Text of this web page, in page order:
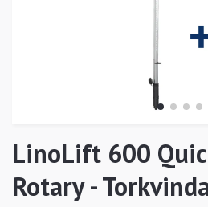
LinoLift 600
Rotary -